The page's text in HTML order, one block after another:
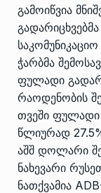
გამოიწვია
ჭარბმა
ფულადი
რაოდენობის
თვეში ფულადი
წლიურად
აშშ დოლარი
ნახევარი
ნათქვამია